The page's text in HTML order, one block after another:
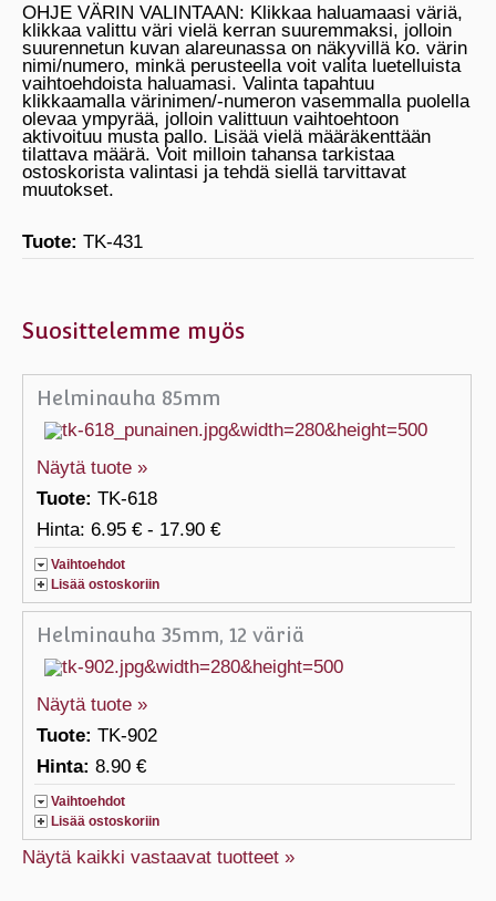
OHJE VÄRIN VALINTAAN: Klikkaa haluamaasi väriä,
klikkaa valittu väri vielä kerran suuremmaksi, jolloin
suurennetun kuvan alareunassa on näkyvillä ko. värin
nimi/numero, minkä perusteella voit valita luetelluista
vaihtoehdoista haluamasi. Valinta tapahtuu
klikkaamalla värinimen/-numeron vasemmalla puolella
olevaa ympyrää, jolloin valittuun vaihtoehtoon
aktivoituu musta pallo. Lisää vielä määräkenttään
tilattava määrä. Voit milloin tahansa tarkistaa
ostoskorista valintasi ja tehdä siellä tarvittavat
muutokset.
Tuote: TK-431
Suosittelemme myös
Helminauha 85mm
Näytä tuote »
Tuote: TK-618
Hinta: 6.95 € - 17.90 €
Vaihtoehdot
Lisää ostoskoriin
Helminauha 35mm, 12 väriä
Näytä tuote »
Tuote: TK-902
Hinta: 8.90 €
Vaihtoehdot
Lisää ostoskoriin
Näytä kaikki vastaavat tuotteet »